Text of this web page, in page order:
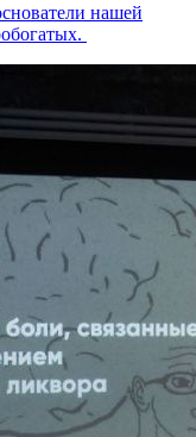
нашей